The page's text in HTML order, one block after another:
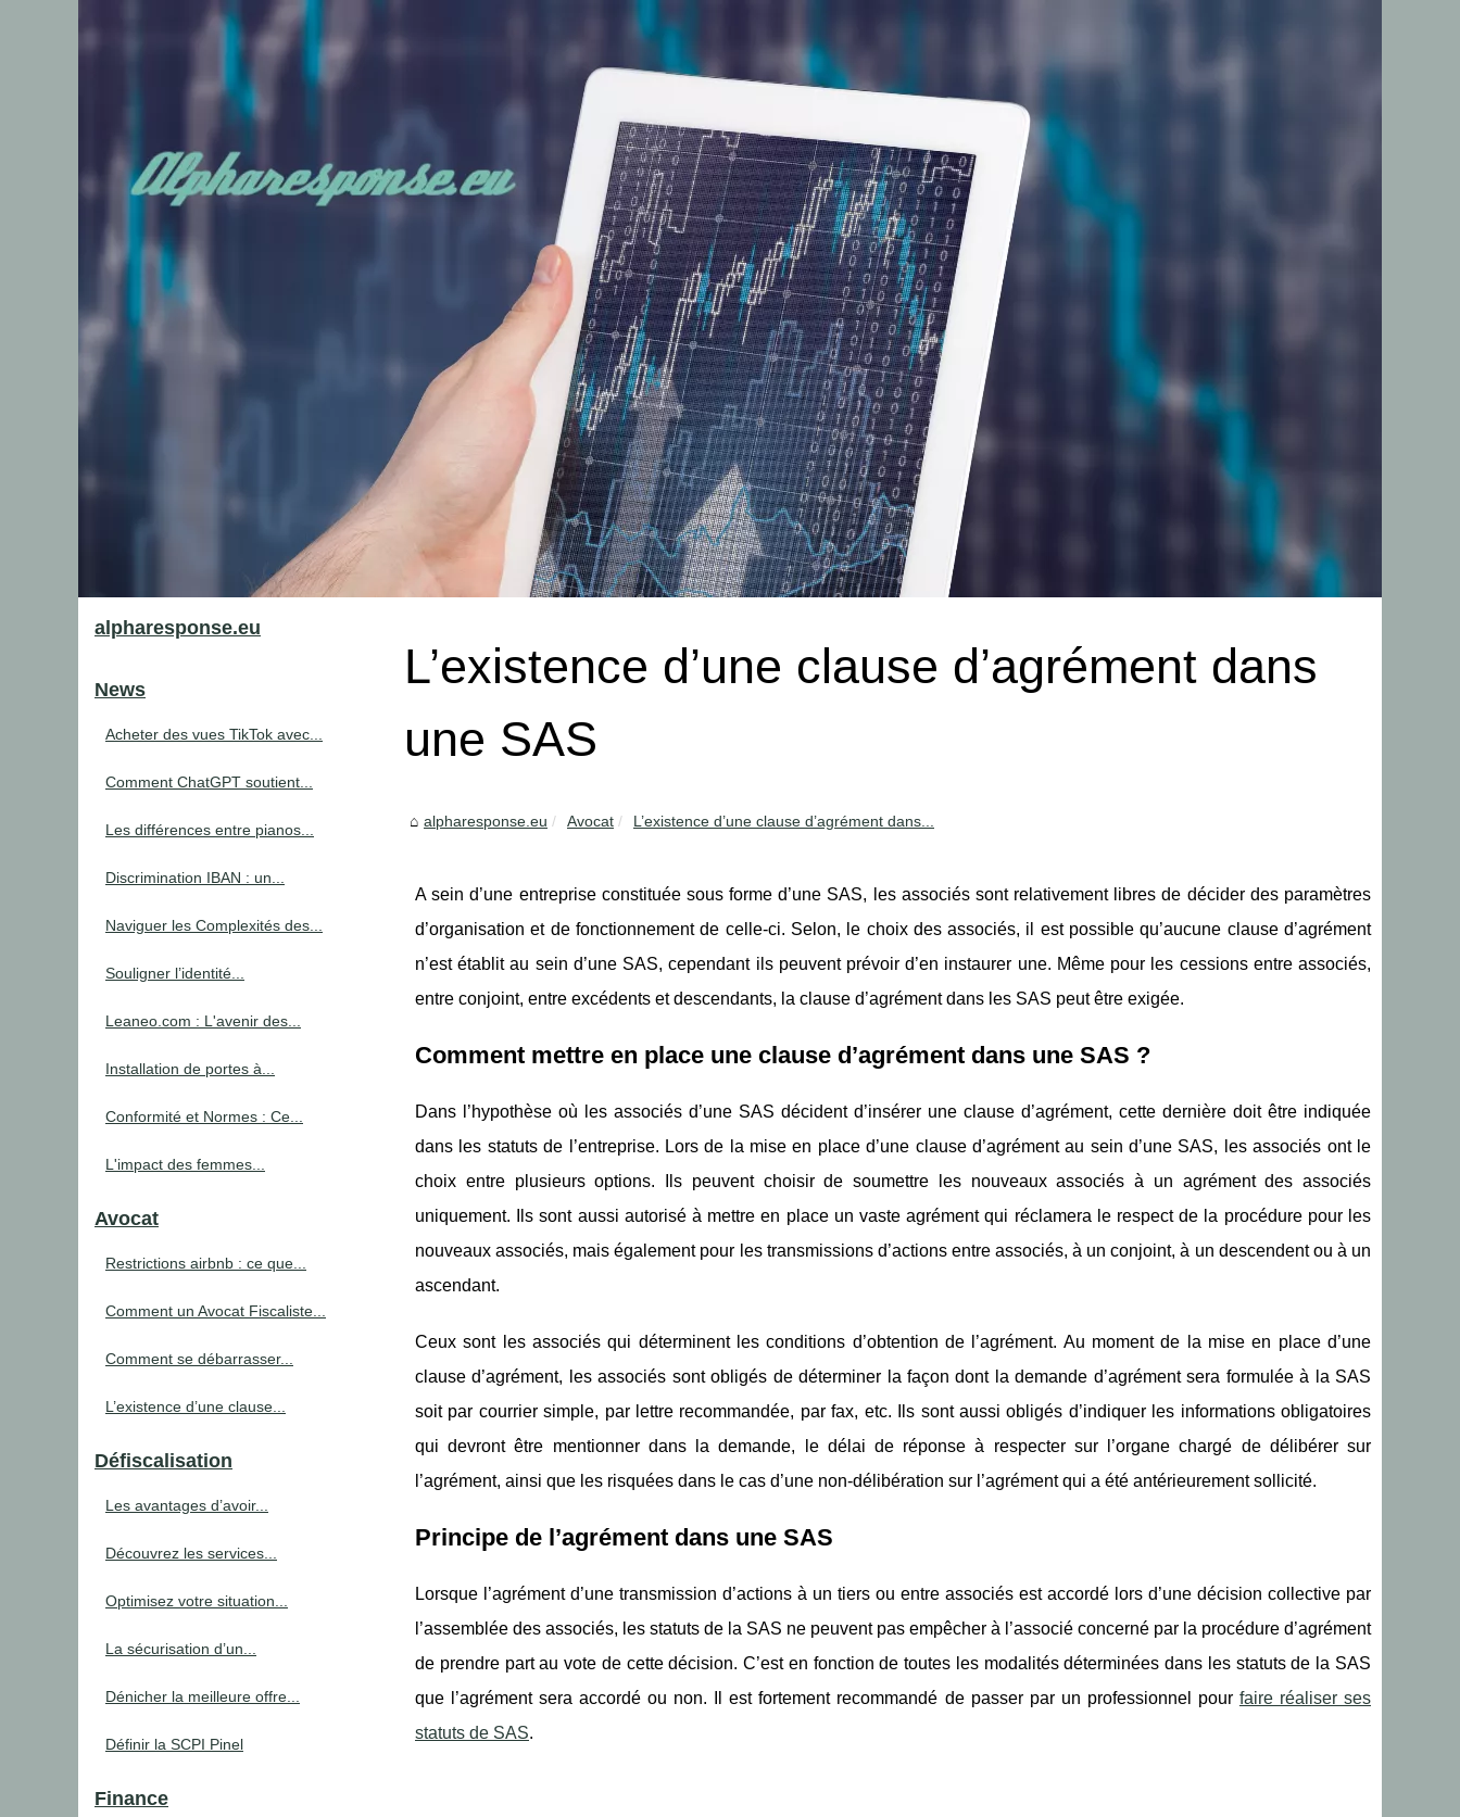
L’existence d’une clause d’agrément dans
une SAS
alpharesponse.eu Avocat L’existence d’une clause d’agrément dans...
A sein d’une entreprise constituée sous forme d’une SAS, les associés sont relativement libres de décider des paramètres
d’organisation et de fonctionnement de celle-ci. Selon, le choix des associés, il est possible qu’aucune clause d’agrément
n’est établit au sein d’une SAS, cependant ils peuvent prévoir d’en instaurer une. Même pour les cessions entre associés,
entre conjoint, entre excédents et descendants, la clause d’agrément dans les SAS peut être exigée.
Comment mettre en place une clause d’agrément dans une SAS ?
Dans l’hypothèse où les associés d’une SAS décident d’insérer une clause d’agrément, cette dernière doit être indiquée
dans les statuts de l’entreprise. Lors de la mise en place d’une clause d’agrément au sein d’une SAS, les associés ont le
choix entre plusieurs options. Ils peuvent choisir de soumettre les nouveaux associés à un agrément des associés
uniquement. Ils sont aussi autorisé à mettre en place un vaste agrément qui réclamera le respect de la procédure pour les
nouveaux associés, mais également pour les transmissions d’actions entre associés, à un conjoint, à un descendent ou à un
ascendant.
Ceux sont les associés qui déterminent les conditions d’obtention de l’agrément. Au moment de la mise en place d’une
clause d’agrément, les associés sont obligés de déterminer la façon dont la demande d’agrément sera formulée à la SAS
soit par courrier simple, par lettre recommandée, par fax, etc. Ils sont aussi obligés d’indiquer les informations obligatoires
qui devront être mentionner dans la demande, le délai de réponse à respecter sur l’organe chargé de délibérer sur
l’agrément, ainsi que les risquées dans le cas d’une non-délibération sur l’agrément qui a été antérieurement sollicité.
Principe de l’agrément dans une SAS
Lorsque l’agrément d’une transmission d’actions à un tiers ou entre associés est accordé lors d’une décision collective par
l’assemblée des associés, les statuts de la SAS ne peuvent pas empêcher à l’associé concerné par la procédure d’agrément
de prendre part au vote de cette décision. C’est en fonction de toutes les modalités déterminées dans les statuts de la SAS
que l’agrément sera accordé ou non. Il est fortement recommandé de passer par un professionnel pour faire réaliser ses
statuts de SAS.
alpharesponse.eu
News
Acheter des vues TikTok avec...
Comment ChatGPT soutient...
Les différences entre pianos...
Discrimination IBAN : un...
Naviguer les Complexités des...
Souligner l’identité...
Leaneo.com : L'avenir des...
Installation de portes à...
Conformité et Normes : Ce...
L'impact des femmes...
Avocat
Restrictions airbnb : ce que...
Comment un Avocat Fiscaliste...
Comment se débarrasser...
L’existence d’une clause...
Défiscalisation
Les avantages d’avoir...
Découvrez les services...
Optimisez votre situation...
La sécurisation d’un...
Dénicher la meilleure offre...
Définir la SCPI Pinel
Finance